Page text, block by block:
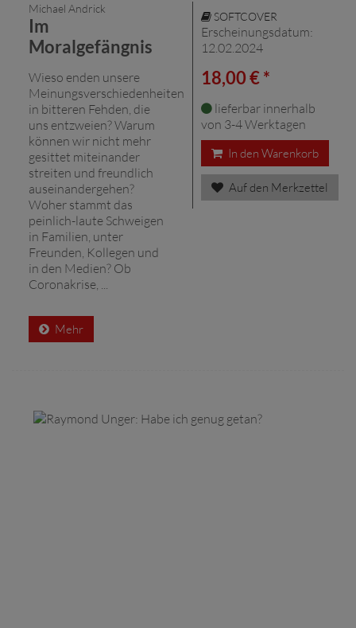
Michael Andrick
Im
Moralgefängnis
Wieso enden unsere
Meinungsverschiedenheiten
in bitteren Fehden, die
uns entzweien? Warum
können wir nicht mehr
gesittet miteinander
streiten und freundlich
auseinandergehen?
Woher stammt das
peinlich-laute Schweigen
in Familien, unter
Freunden, Kollegen und
in den Medien? Ob
Coronakrise, ...
Mehr
SOFTCOVER
Erscheinungsdatum:
12.02.2024
18,00 € *
lieferbar innerhalb
von 3-4 Werktagen
In den Warenkorb
Auf den Merkzettel